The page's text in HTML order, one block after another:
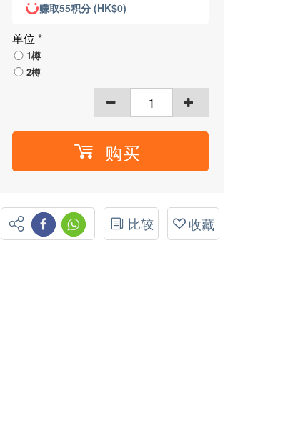
赚取55积分 (HK$0)
单位*
1樽
2樽
购买
比较 收藏